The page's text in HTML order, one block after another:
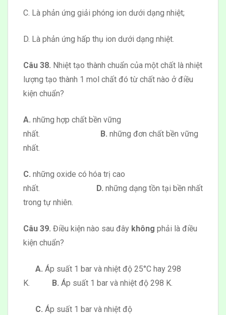
C. Là phản ứng giải phóng ion dưới dạng nhiệt;
D. Là phản ứng hấp thụ ion dưới dạng nhiệt.
Câu 38. Nhiệt tạo thành chuẩn của một chất là nhiệt
lượng tạo thành 1 mol chất đó từ chất nào ở điều
kiện chuẩn?
A. những hợp chất bền vững
nhất. B. những đơn chất bền vững
nhất.
C. những oxide có hóa trị cao
nhất. D. những dạng tồn tại bền nhất
trong tự nhiên.
Câu 39. Điều kiện nào sau đây không phải là điều
kiện chuẩn?
A. Áp suất 1 bar và nhiệt độ 25°C hay 298
K. B. Áp suất 1 bar và nhiệt độ 298 K.
C. Áp suất 1 bar và nhiệt độ